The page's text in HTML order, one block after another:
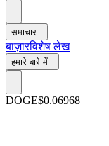
समाचार
बाज़ारविशेष लेख
हमारे बारे में
DOGE$0.06968